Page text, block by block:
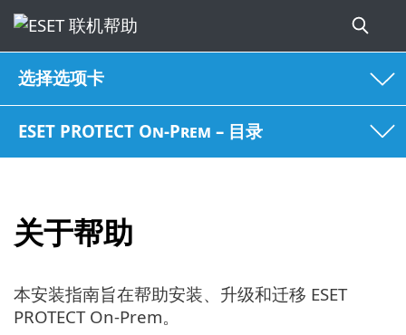
选择选项卡
ESET PROTECT On-Prem – 目录
关于帮助
本安装指南旨在帮助安装、升级和迁移 ESET
PROTECT On-Prem。